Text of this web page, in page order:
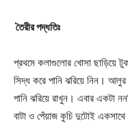
তৈরীর পদ্ধতিঃ
প্রথমে কলাগুলোর খোসা ছাড়িয়ে
সিদ্ধ করে পানি ঝরিয়ে নিন।
পানি ঝরিয়ে রাখুন। এবার একটা
বাটা ও পেঁয়াজ কুচি দুটোই একসাথে